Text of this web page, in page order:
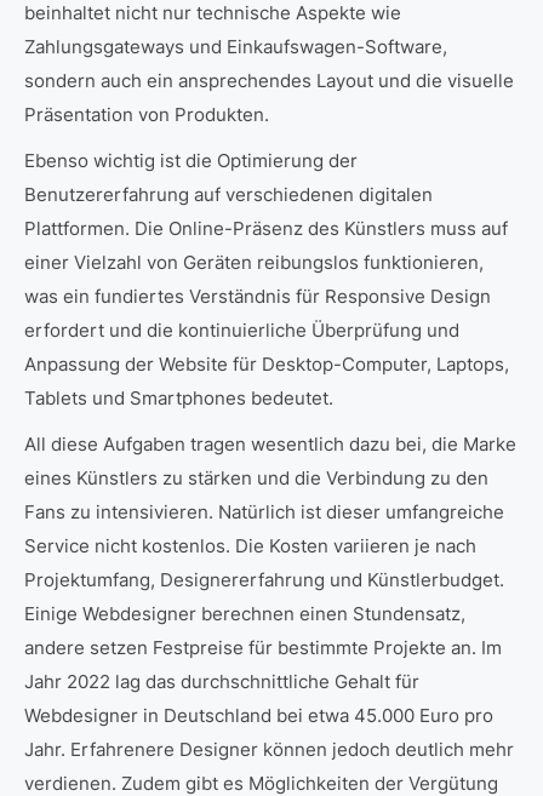
beinhaltet nicht nur technische Aspekte wie
Zahlungsgateways und Einkaufswagen-Software,
sondern auch ein ansprechendes Layout und die visuelle
Präsentation von Produkten.
Ebenso wichtig ist die Optimierung der
Benutzererfahrung auf verschiedenen digitalen
Plattformen. Die Online-Präsenz des Künstlers muss auf
einer Vielzahl von Geräten reibungslos funktionieren,
was ein fundiertes Verständnis für Responsive Design
erfordert und die kontinuierliche Überprüfung und
Anpassung der Website für Desktop-Computer, Laptops,
Tablets und Smartphones bedeutet.
All diese Aufgaben tragen wesentlich dazu bei, die Marke
eines Künstlers zu stärken und die Verbindung zu den
Fans zu intensivieren. Natürlich ist dieser umfangreiche
Service nicht kostenlos. Die Kosten variieren je nach
Projektumfang, Designererfahrung und Künstlerbudget.
Einige Webdesigner berechnen einen Stundensatz,
andere setzen Festpreise für bestimmte Projekte an. Im
Jahr 2022 lag das durchschnittliche Gehalt für
Webdesigner in Deutschland bei etwa 45.000 Euro pro
Jahr. Erfahrenere Designer können jedoch deutlich mehr
verdienen. Zudem gibt es Möglichkeiten der Vergütung